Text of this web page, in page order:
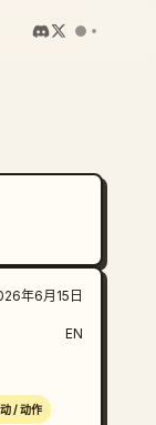
年6月15日
EN
/ 动作